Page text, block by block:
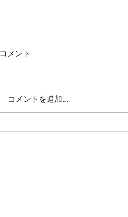
夏の朝の贈り物
コメント
コメントを追加…